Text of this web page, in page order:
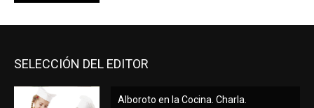
SELECCIÓN DEL EDITOR
Alboroto en la Cocina. Charla.